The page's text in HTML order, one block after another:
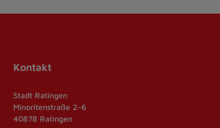
Kontakt
Stadt Ratingen
Minoritenstraße 2–6
40878 Ratingen